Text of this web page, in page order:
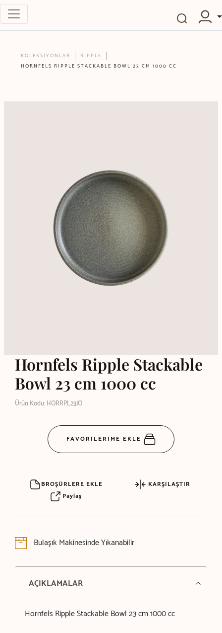
KOLEKSİYONLAR
RIPPLE
HORNFELS RIPPLE STACKABLE BOWL 23 CM 1000 CC
Hornfels Ripple Stackable
Bowl 23 cm 1000 cc
Ürün Kodu: HORRPL23JO
FAVORİLERİME EKLE
BROŞÜRLERE EKLE
KARŞILAŞTIR
Paylaş
Bulaşık Makinesinde Yıkanabilir
AÇIKLAMALAR
Hornfels Ripple Stackable Bowl 23 cm 1000 cc